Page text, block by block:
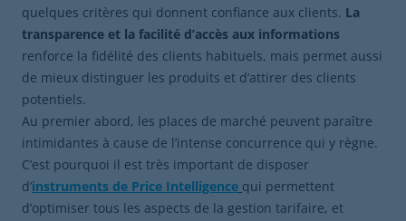
quelques critères qui donnent confiance aux clients. La
transparence et la facilité d’accès aux informations
renforce la fidélité des clients habituels, mais permet aussi
de mieux distinguer les produits et d’attirer des clients
potentiels.
Au premier abord, les places de marché peuvent paraître
intimidantes à cause de l’intense concurrence qui y règne.
C’est pourquoi il est très important de disposer
d’instruments de Price Intelligence qui permettent
d’optimiser tous les aspects de la gestion tarifaire, et